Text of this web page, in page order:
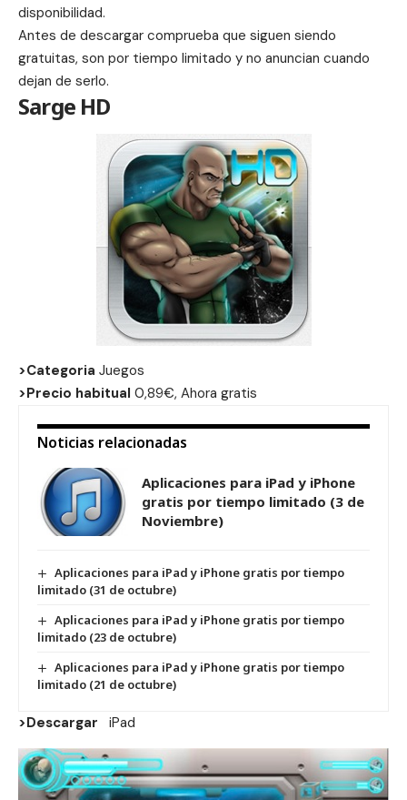
disponibilidad.
Antes de descargar comprueba que siguen siendo
gratuitas, son por tiempo limitado y no anuncian cuando
dejan de serlo.
Sarge HD
>Categoria Juegos
>Precio habitual 0,89€, Ahora gratis
Noticias relacionadas
Aplicaciones para iPad y iPhone
gratis por tiempo limitado (3 de
Noviembre)
Aplicaciones para iPad y iPhone gratis por tiempo
limitado (31 de octubre)
Aplicaciones para iPad y iPhone gratis por tiempo
limitado (23 de octubre)
Aplicaciones para iPad y iPhone gratis por tiempo
limitado (21 de octubre)
>Descargar iPad